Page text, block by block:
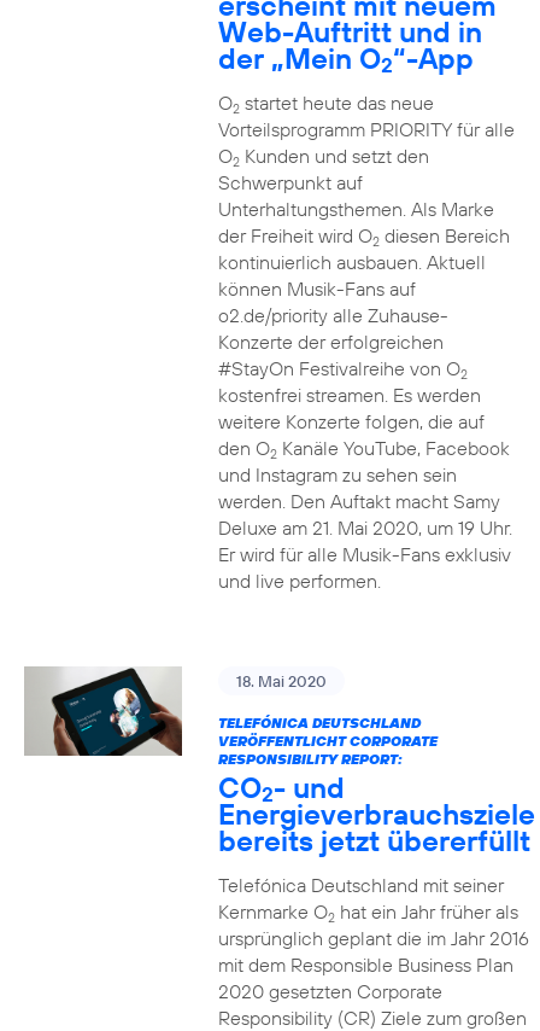
Web-Auftritt und in
der „Mein O2“-App
O2startet heute das neue
Vorteilsprogramm PRIORITY für alle
O2Kunden und setzt den
Schwerpunkt auf
Unterhaltungsthemen. Als Marke
der Freiheit wird O2diesen Bereich
kontinuierlich ausbauen. Aktuell
können Musik-Fans auf
o2.de/priority alle Zuhause-
Konzerte der erfolgreichen
#StayOn Festivalreihe von O2
kostenfrei streamen. Es werden
weitere Konzerte folgen, die auf
den O2Kanäle YouTube, Facebook
und Instagram zu sehen sein
werden. Den Auftakt macht Samy
Deluxe am 21. Mai 2020, um 19 Uhr.
Er wird für alle Musik-Fans exklusiv
und live performen.
18. Mai 2020
TELEFÓNICA DEUTSCHLAND
VERÖFFENTLICHT CORPORATE
RESPONSIBILITY REPORT:
CO2- und
Energieverbrauchsziele
bereits jetzt übererfüllt
Telefónica Deutschland mit seiner
Kernmarke O2hat ein Jahr früher als
ursprünglich geplant die im Jahr 2016
mit dem Responsible Business Plan
2020 gesetzten Corporate
Responsibility (CR) Ziele zum großen